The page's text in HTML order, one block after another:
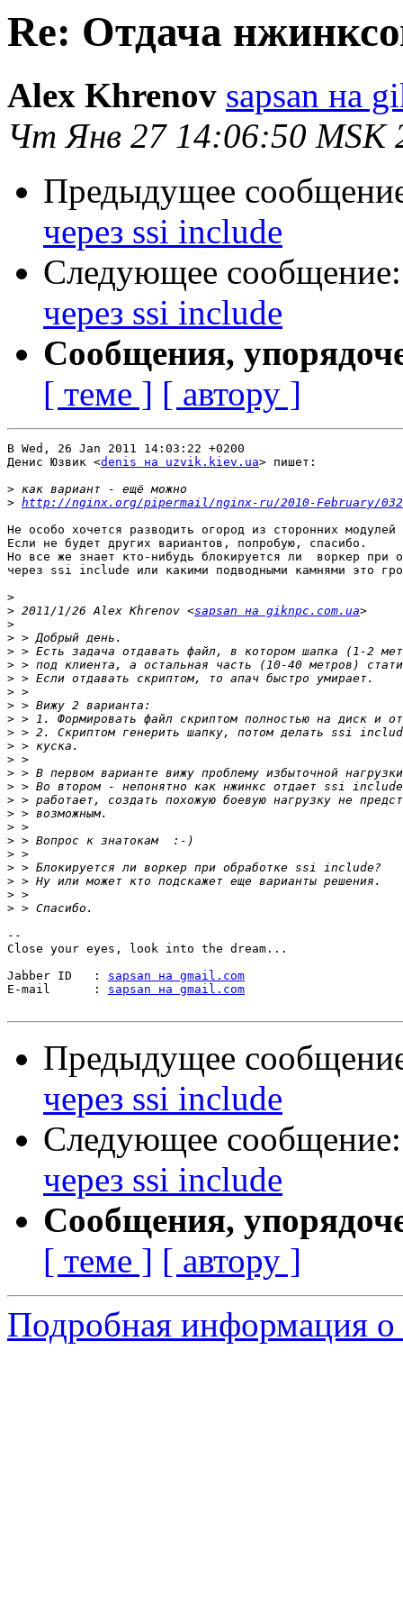
Re: Отдача
Alex Khrenov sapsan на
Чт Янв 27 14:06:50 MSK
Предыдущее
через ssi include
Следующее
через ssi include
Сообщения,
[ теме ] [ автору ]
В Wed, 26 Jan 2011 14:03:22 +0200
Денис Юзвик <denis на uzvik.kiev.ua> пишет:
>
> http://nginx.org/pipermail/nginx-ru/2010-February/
Не особо хочется разводить огород из сторонних
Если не будет других вариантов, попробую, спасибо.
Но все же знает кто-нибудь блокируется ли  воркер при
через ssi include или какими подводными камнями это
>
> 2011/1/26 Alex Khrenov <sapsan на giknpc.com.ua
>
>
>
>
>
>
>
>
>
>
>
>
>
>
>
>
>
>
>
>
>
>
--
Close your eyes, look into the dream...
Jabber ID   : sapsan на gmail.com
E-mail      : sapsan на gmail.com
Предыдущее
через ssi include
Следующее
через ssi include
Сообщения,
[ теме ] [ автору ]
Подробная информация